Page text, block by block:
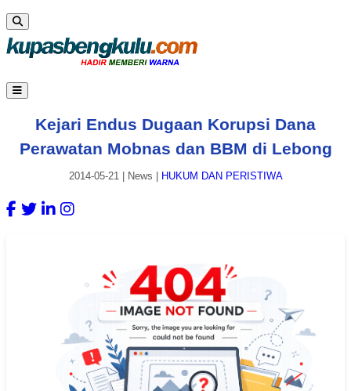
Kejari Endus Dugaan Korupsi Dana
Perawatan Mobnas dan BBM di Lebong
2014-05-21| News HUKUM DAN PERISTIWA